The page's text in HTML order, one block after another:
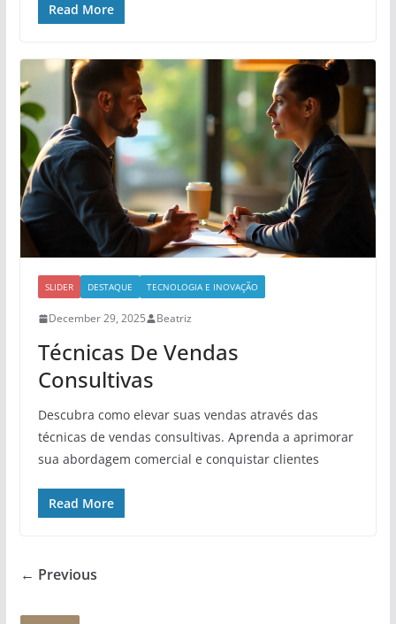
Read More
SLIDER DESTAQUE TECNOLOGIA E INOVAÇÃO
December 29, 2025 Beatriz
Técnicas De Vendas
Consultivas
Descubra como elevar suas vendas através das
técnicas de vendas consultivas. Aprenda a aprimorar
sua abordagem comercial e conquistar clientes
Read More
← Previous